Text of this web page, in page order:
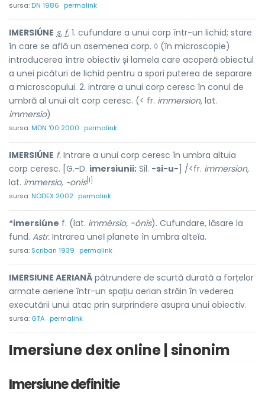
sursa:DN 1986 permalink
IMERSIÚNE s. f. 1. cufundare a unui corp într-un lichid; stare
în care se află un asemenea corp. ◊ (în microscopie)
introducerea între obiectiv și lamela care acoperă obiectul
a unei picături de lichid pentru a spori puterea de separare
a microscopului. 2. intrare a unui corp ceresc în conul de
umbră al unui alt corp ceresc. (< fr. immersion, lat.
immersio)
sursa:MDN '00 2000 permalink
IMERSIÚNE f. Intrare a unui corp ceresc în umbra altuia
corp ceresc. [G.-D. imersiunii; Sil. -si-u- ] /<fr. immersion,
lat. immersio, ~onis[1]
sursa:NODEX 2002 permalink
*imersiúne f. (lat. immérsio, -ónis). Cufundare, lăsare la
fund. Astr. Intrarea uneĭ planete în umbra alteĭa.
sursa: Scriban 1939 permalink
IMERSIUNE AERIANĂ pătrundere de scurtă durată a forțelor
armate aeriene într-un spațiu aerian străin în vederea
executării unui atac prin surprindere asupra unui obiectiv.
sursa: GTA permalink
Imersiune dex online | sinonim
Imersiune definitie